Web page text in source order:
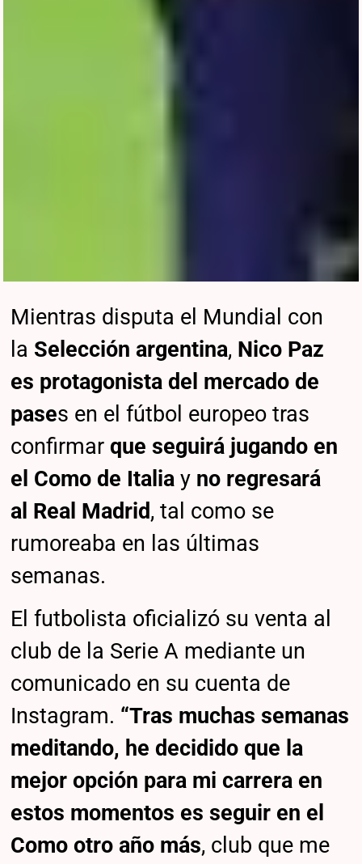
Mientras disputa el Mundial con
la Selección argentina, Nico Paz
es protagonista del mercado de
pases en el fútbol europeo tras
confirmarque seguirá jugando en
el Como de Italiay no regresará
al Real Madrid, tal como se
rumoreaba en las últimas
semanas.
El futbolista oficializó su venta al
club de la Serie A mediante un
comunicado en su cuenta de
Instagram. “Tras muchas semanas
meditando, he decidido que la
mejor opción para mi carrera en
estos momentos es seguir en el
Como otro año más, club que me